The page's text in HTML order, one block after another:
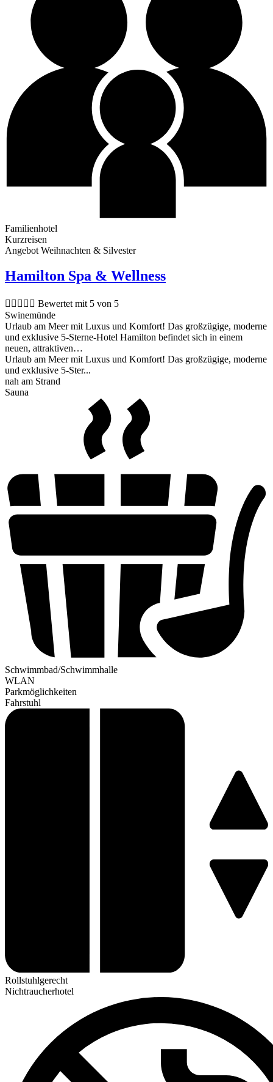
Familienhotel
Kurzreisen
Angebot Weihnachten & Silvester
Hamilton Spa & Wellness
     Bewertet mit 5 von 5
Swinemünde
Urlaub am Meer mit Luxus und Komfort! Das großzügige, moderne
und exklusive 5-Sterne-Hotel Hamilton befindet sich in einem
neuen, attraktiven…
Urlaub am Meer mit Luxus und Komfort! Das großzügige, moderne
und exklusive 5-Ster...
nah am Strand
Sauna
Schwimmbad/Schwimmhalle
WLAN
Parkmöglichkeiten
Fahrstuhl
Rollstuhlgerecht
Nichtraucherhotel